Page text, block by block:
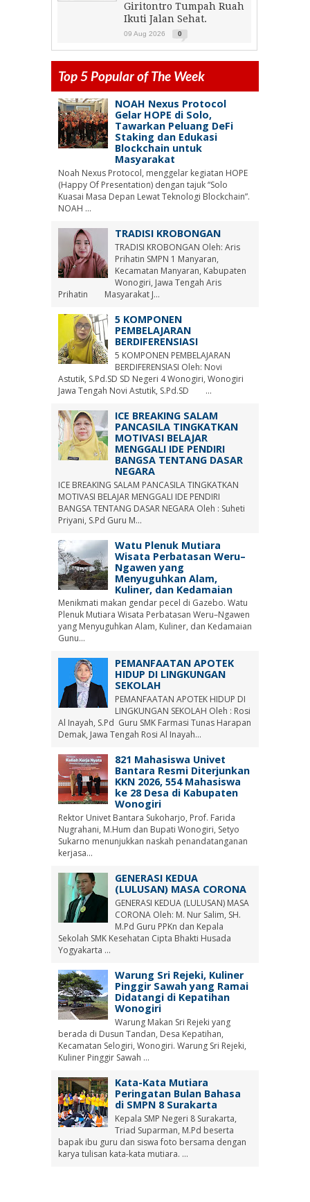
Giritontro Tumpah Ruah
Ikuti Jalan Sehat.
09 Aug 2026 0
Top 5 Popular of The Week
NOAH Nexus Protocol
Gelar HOPE di Solo,
Tawarkan Peluang DeFi
Staking dan Edukasi
Blockchain untuk
Masyarakat
Noah Nexus Protocol, menggelar kegiatan HOPE
(Happy Of Presentation) dengan tajuk “Solo
Kuasai Masa Depan Lewat Teknologi Blockchain”.
NOAH ...
TRADISI KROBONGAN
TRADISI KROBONGAN Oleh: Aris
Prihatin SMPN 1 Manyaran,
Kecamatan Manyaran, Kabupaten
Wonogiri, Jawa Tengah Aris
Prihatin Masyarakat J...
5 KOMPONEN
PEMBELAJARAN
BERDIFERENSIASI
5 KOMPONEN PEMBELAJARAN
BERDIFERENSIASI Oleh: Novi
Astutik, S.Pd.SD SD Negeri 4 Wonogiri, Wonogiri
Jawa Tengah Novi Astutik, S.Pd.SD ...
ICE BREAKING SALAM
PANCASILA TINGKATKAN
MOTIVASI BELAJAR
MENGGALI IDE PENDIRI
BANGSA TENTANG DASAR
NEGARA
ICE BREAKING SALAM PANCASILA TINGKATKAN
MOTIVASI BELAJAR MENGGALI IDE PENDIRI
BANGSA TENTANG DASAR NEGARA Oleh : Suheti
Priyani, S.Pd Guru M...
Watu Plenuk Mutiara
Wisata Perbatasan Weru–
Ngawen yang
Menyuguhkan Alam,
Kuliner, dan Kedamaian
Menikmati makan gendar pecel di Gazebo. Watu
Plenuk Mutiara Wisata Perbatasan Weru–Ngawen
yang Menyuguhkan Alam, Kuliner, dan Kedamaian
Gunu...
PEMANFAATAN APOTEK
HIDUP DI LINGKUNGAN
SEKOLAH
PEMANFAATAN APOTEK HIDUP DI
LINGKUNGAN SEKOLAH Oleh : Rosi
Al Inayah, S.Pd Guru SMK Farmasi Tunas Harapan
Demak, Jawa Tengah Rosi Al Inayah...
821 Mahasiswa Univet
Bantara Resmi Diterjunkan
KKN 2026, 554 Mahasiswa
ke 28 Desa di Kabupaten
Wonogiri
Rektor Univet Bantara Sukoharjo, Prof. Farida
Nugrahani, M.Hum dan Bupati Wonogiri, Setyo
Sukarno menunjukkan naskah penandatanganan
kerjasa...
GENERASI KEDUA
(LULUSAN) MASA CORONA
GENERASI KEDUA (LULUSAN) MASA
CORONA Oleh: M. Nur Salim, SH.
M.Pd Guru PPKn dan Kepala
Sekolah SMK Kesehatan Cipta Bhakti Husada
Yogyakarta ...
Warung Sri Rejeki, Kuliner
Pinggir Sawah yang Ramai
Didatangi di Kepatihan
Wonogiri
Warung Makan Sri Rejeki yang
berada di Dusun Tandan, Desa Kepatihan,
Kecamatan Selogiri, Wonogiri. Warung Sri Rejeki,
Kuliner Pinggir Sawah ...
Kata-Kata Mutiara
Peringatan Bulan Bahasa
di SMPN 8 Surakarta
Kepala SMP Negeri 8 Surakarta,
Triad Suparman, M.Pd beserta
bapak ibu guru dan siswa foto bersama dengan
karya tulisan kata-kata mutiara. ...